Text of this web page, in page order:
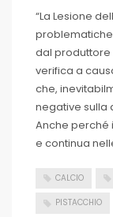
“La Lesione
dal produttore
verifica a
che,
negative sulla
Anche perché
e continua
CALCIO
PISTACCHIO